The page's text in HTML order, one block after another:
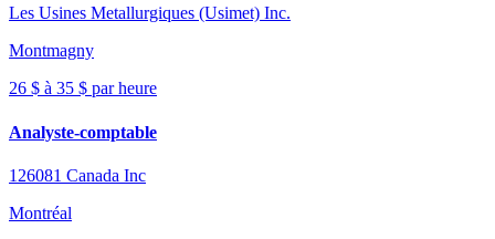
Les Usines Metallurgiques (Usimet) Inc.
Montmagny
26 $ à 35 $ par heure
Analyste-comptable
126081 Canada Inc
Montréal